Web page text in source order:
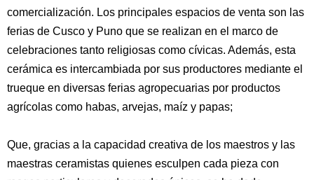
comercialización. Los principales espacios de venta son las
ferias de Cusco y Puno que se realizan en el marco de
celebraciones tanto religiosas como cívicas. Además, esta
cerámica es intercambiada por sus productores mediante el
trueque en diversas ferias agropecuarias por productos
agrícolas como habas, arvejas, maíz y papas;
Que, gracias a la capacidad creativa de los maestros y las
maestras ceramistas quienes esculpen cada pieza con